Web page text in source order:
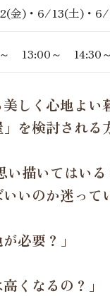
金)・6/13(土)・
13:00～ 14:30
しく心地よい
を検討される
描いてはいる
いのか迷って
必要？」
くなるの？」